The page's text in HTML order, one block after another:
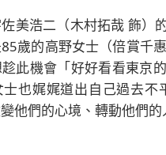
美浩二（木村拓哉 飾）
歲的高野女士（倍賞千
此機會「好好看看東京
也娓娓道出自己過去
他們的心境、轉動他們的